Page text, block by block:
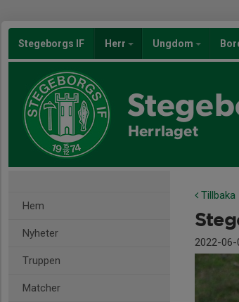
Stegeborgs IF Herr Ungdom
Herrlaget
Hem
Nyheter
Truppen
Matcher
Tillbaka
2022-06-